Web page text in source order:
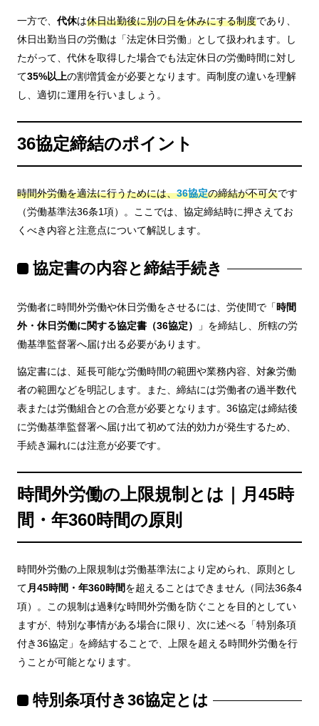
一方で、 代休は休日出勤後に別の日を休みにする制度であり、
休日出勤当日の労働は「法定休日労働」として扱われます。し
たがって、代休を取得した場合でも法定休日の労働時間に対し
て35%以上の割増賃金が必要となります。両制度の違いを理解
し、適切に運用を行いましょう。
36協定締結のポイント
時間外労働を適法に行うためには、36協定の締結が不可欠です
（労働基準法36条1項）。ここでは、協定締結時に押さえてお
くべき内容と注意点について解説します。
協定書の内容と締結手続き
労働者に時間外労働や休日労働をさせるには、労使間で「時間
外・休日労働に関する協定書（36協定）
」を締結し、所轄の労
働基準監督署へ届け出る必要があります。
協定書には、延長可能な労働時間の範囲や業務内容、対象労働
者の範囲などを明記します。また、締結には労働者の過半数代
表または労働組合との合意が必要となります。36協定は締結後
に労働基準監督署へ届け出て初めて法的効力が発生するため、
手続き漏れには注意が必要です。
時間外労働の上限規制とは｜月45時
間・年360時間の原則
時間外労働の上限規制は労働基準法により定められ、原則とし
て 月45時間・年360時間を超えることはできません（同法36条4
項）。この規制は過剰な時間外労働を防ぐことを目的としてい
ますが、特別な事情がある場合に限り、次に述べる「特別条項
付き36協定」を締結することで、上限を超える時間外労働を行
うことが可能となります。
特別条項付き36協定とは